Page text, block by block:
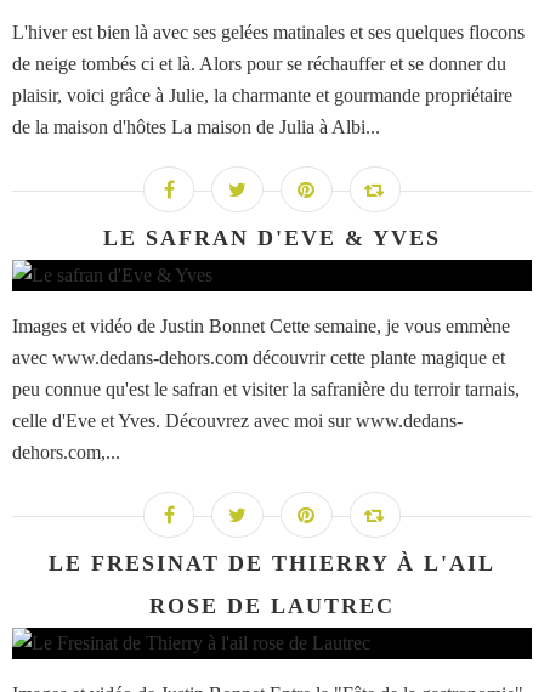
L'hiver est bien là avec ses gelées matinales et ses quelques flocons
de neige tombés ci et là. Alors pour se réchauffer et se donner du
plaisir, voici grâce à Julie, la charmante et gourmande propriétaire
de la maison d'hôtes La maison de Julia à Albi...
LE SAFRAN D'EVE & YVES
Images et vidéo de Justin Bonnet Cette semaine, je vous emmène
avec www.dedans-dehors.com découvrir cette plante magique et
peu connue qu'est le safran et visiter la safranière du terroir tarnais,
celle d'Eve et Yves. Découvrez avec moi sur www.dedans-
dehors.com,...
LE FRESINAT DE THIERRY À L'AIL
ROSE DE LAUTREC